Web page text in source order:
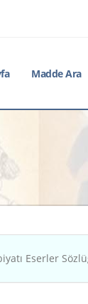
Madde Ara
Eserler